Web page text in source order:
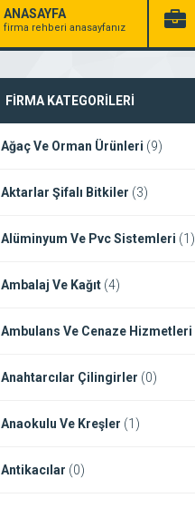
ANASAYFA
firma rehberi anasayfanız
FİRMA KATEGORİLERİ
Ağaç Ve Orman Ürünleri (9)
Aktarlar Şifalı Bitkiler (3)
Alüminyum Ve Pvc Sistemleri (1)
Ambalaj Ve Kağıt (4)
Ambulans Ve Cenaze Hizmetleri
Anahtarcılar Çilingirler (0)
Anaokulu Ve Kreşler (1)
Antikacılar (0)